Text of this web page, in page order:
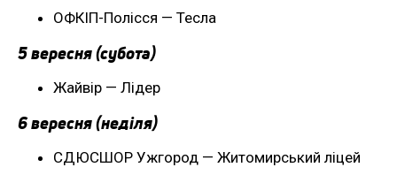
ОФКІП-Полісся — Тесла
5 вересня (субота)
Жайвір — Лідер
6 вересня (неділя)
СДЮСШОР Ужгород — Житомирський ліцей